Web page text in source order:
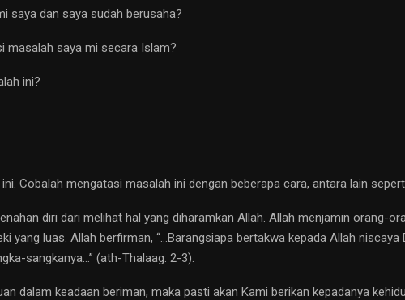
saya dan saya sudah berusaha?
masalah saya mi secara Islam?
ini?
Cobalah mengatasi masalah ini dengan beberapa cara, antara lain
diri dari melihat hal yang diharamkan Allah. Allah menjamin orang-
yang luas. Allah berfirman, “…Barangsiapa bertakwa kepada Allah niscaya
sangkanya…” (ath-Thalaag: 2-3).
dalam keadaan beriman, maka pasti akan Kami berikan kepadanya